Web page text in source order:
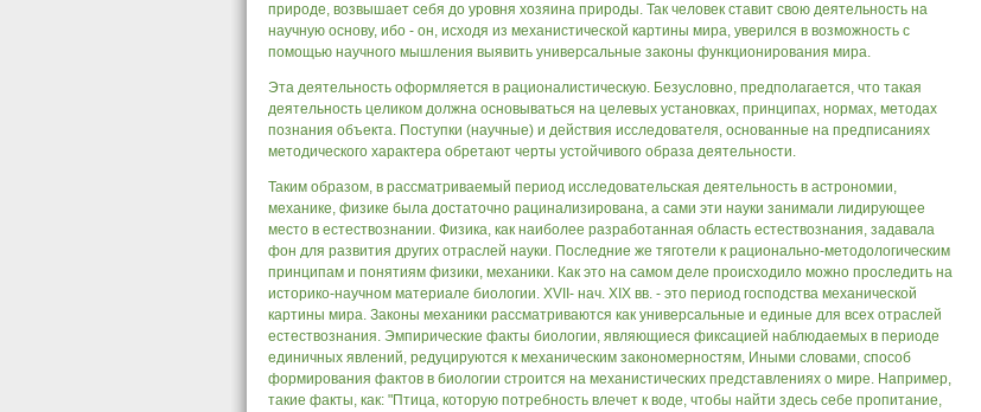
природе, возвышает себя до уровня хозяина природы. Так человек ставит свою деятельность на
научную основу, ибо - он, исходя из механистической картины мира, уверился в возможность с
помощью научного мышления выявить универсальные законы функционирования мира.
Эта деятельность оформляется в рационалистическую. Безусловно, предполагается, что такая
деятельность целиком должна основываться на целевых установках, принципах, нормах, методах
познания объекта. Поступки (научные) и действия исследователя, основанные на предписаниях
методического характера обретают черты устойчивого образа деятельности.
Таким образом, в рассматриваемый период исследовательская деятельность в астрономии,
механике, физике была достаточно рацинализирована, а сами эти науки занимали лидирующее
место в естествознании. Физика, как наиболее разработанная область естествознания, задавала
фон для развития других отраслей науки. Последние же тяготели к рационально-методологическим
принципам и понятиям физики, механики. Как это на самом деле происходило можно проследить на
историко-научном материале биологии. XVII- нач. XIX вв. - это период господства механической
картины мира. Законы механики рассматриваются как универсальные и единые для всех отраслей
естествознания. Эмпирические факты биологии, являющиеся фиксацией наблюдаемых в периоде
единичных явлений, редуцируются к механическим закономерностям, Иными словами, способ
формирования фактов в биологии строится на механистических представлениях о мире. Например,
такие факты, как: "Птица, которую потребность влечет к воде, чтобы найти здесь себе пропитание,